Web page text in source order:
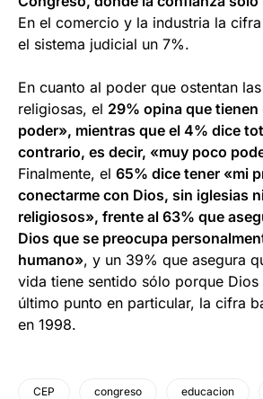
En el comercio y la industria la
el sistema judicial un 7%.
En cuanto al poder que ostentan
religiosas, el 29% opina que tienen
poder», mientras que el 4% dice
contrario, es decir, «muy poco
Finalmente, el 65% dice tener «mi
conectarme con Dios, sin iglesias
religiosos», frente al 63% que
Dios que se preocupa
humano», y un 39% que asegura
vida tiene sentido sólo porque Dios
último punto en particular, la cifra
en 1998.
CEP congreso educacion